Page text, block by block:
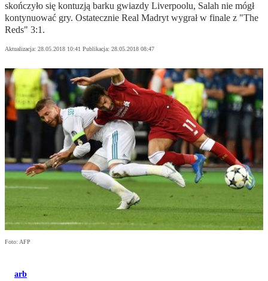
skończyło się kontuzją barku gwiazdy Liverpoolu, Salah nie mógł
kontynuować gry. Ostatecznie Real Madryt wygrał w finale z "The
Reds" 3:1.
Aktualizacja: 28.05.2018 10:41 Publikacja: 28.05.2018 08:47
Foto: AFP
arb